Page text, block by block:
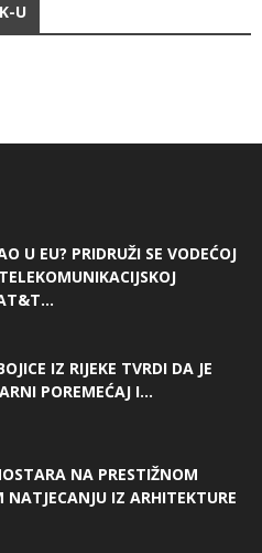
U
U EU? PRIDRUŽI SE VODEĆOJ
IZ RIJEKE TVRDI DA JE
POREMEĆAJ I...
NA PRESTIŽNOM
NATJECANJU IZ ARHITEKTURE